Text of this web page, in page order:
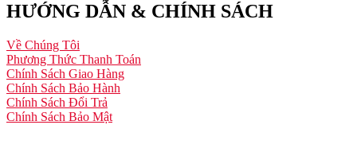
HƯỚNG DẪN & CHÍNH SÁCH
Về Chúng Tôi
Phương Thức Thanh Toán
Chính Sách Giao Hàng
Chính Sách Bảo Hành
Chính Sách Đổi Trả
Chính Sách Bảo Mật